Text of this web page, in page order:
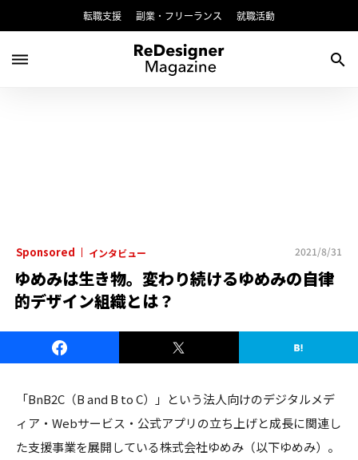
転職支援 副業・フリーランス 就職活動
dehaze search
Sponsored インタビュー 2021/8/31
ゆめみは生き物。変わり続けるゆめみの自律
的デザイン組織とは？
「BnB2C（B and B to C）」という法人向けのデジタルメデ
ィア・Webサービス・公式アプリの立ち上げと成長に関連し
た支援事業を展開している株式会社ゆめみ（以下ゆめみ）。